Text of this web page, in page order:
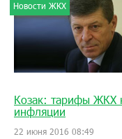
Новости ЖКХ
Козак: тарифы ЖКХ
инфляции
22 июня 2016 08:49